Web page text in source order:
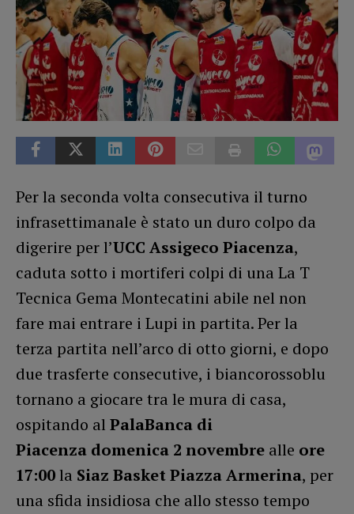
Per la seconda volta consecutiva il turno
infrasettimanale è stato un duro colpo da
digerire per l’UCC Assigeco Piacenza,
caduta sotto i mortiferi colpi di una La T
Tecnica Gema Montecatini abile nel non
fare mai entrare i Lupi in partita. Per la
terza partita nell’arco di otto giorni, e dopo
due trasferte consecutive, i biancorossoblu
tornano a giocare tra le mura di casa,
ospitando al PalaBanca di
Piacenza domenica 2 novembre alle ore
17:00la Siaz Basket Piazza Armerina, per
una sfida insidiosa che allo stesso tempo